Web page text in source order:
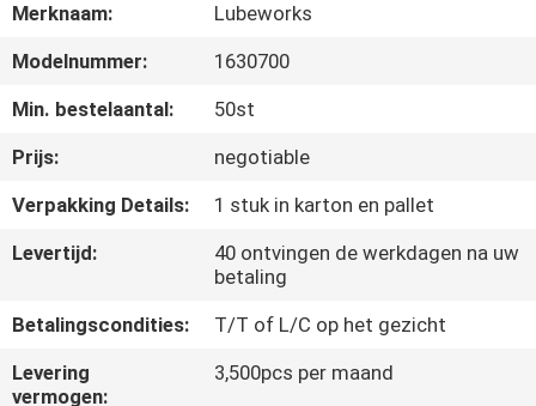
FABRIEKSRONDLEIDING
KWALITEITSCONTROLE
NEEM
CONTACT
ONS
OP
Merknaam:
Lubeworks
Modelnummer:
1630700
Min. bestelaantal:
50st
Prijs:
negotiable
Verpakking Details:
1 stuk in karton en pallet
Levertijd:
40 ontvingen de werkdagen na uw
betaling
Betalingscondities:
T/T of L/C op het gezicht
Levering
vermogen:
3,500pcs per maand